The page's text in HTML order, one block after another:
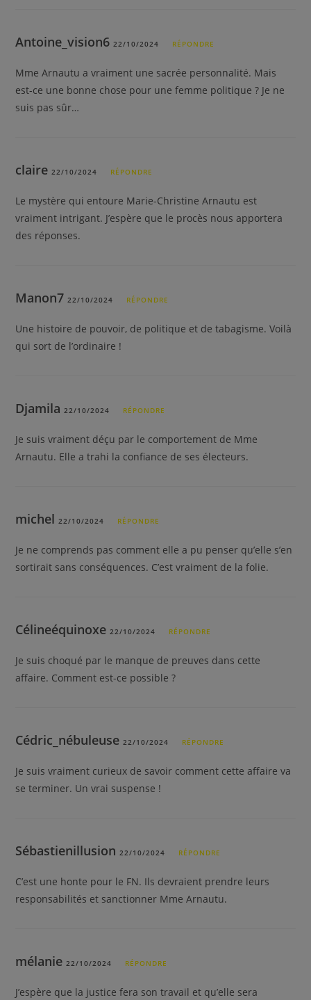
Antoine_vision622/10/2024 RÉPONDRE
Mme Arnautu a vraiment une sacrée personnalité. Mais
est-ce une bonne chose pour une femme politique ? Je ne
suis pas sûr…
claire22/10/2024 RÉPONDRE
Le mystère qui entoure Marie-Christine Arnautu est
vraiment intrigant. J’espère que le procès nous apportera
des réponses.
Manon722/10/2024 RÉPONDRE
Une histoire de pouvoir, de politique et de tabagisme. Voilà
qui sort de l’ordinaire !
Djamila22/10/2024 RÉPONDRE
Je suis vraiment déçu par le comportement de Mme
Arnautu. Elle a trahi la confiance de ses électeurs.
michel22/10/2024 RÉPONDRE
Je ne comprends pas comment elle a pu penser qu’elle s’en
sortirait sans conséquences. C’est vraiment de la folie.
Célineéquinoxe22/10/2024 RÉPONDRE
Je suis choqué par le manque de preuves dans cette
affaire. Comment est-ce possible ?
Cédric_nébuleuse22/10/2024 RÉPONDRE
Je suis vraiment curieux de savoir comment cette affaire va
se terminer. Un vrai suspense !
Sébastienillusion22/10/2024 RÉPONDRE
C’est une honte pour le FN. Ils devraient prendre leurs
responsabilités et sanctionner Mme Arnautu.
mélanie22/10/2024 RÉPONDRE
J’espère que la justice fera son travail et qu’elle sera